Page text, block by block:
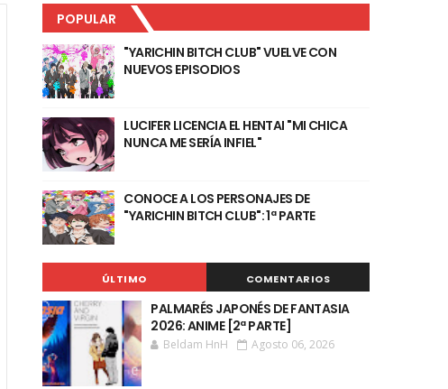
POPULAR
"YARICHIN BITCH CLUB" VUELVE CON
NUEVOS EPISODIOS
LUCIFER LICENCIA EL HENTAI "MI CHICA
NUNCA ME SERÍA INFIEL"
CONOCE A LOS PERSONAJES DE
"YARICHIN BITCH CLUB": 1ª PARTE
ÚLTIMO COMENTARIOS
PALMARÉS JAPONÉS DE FANTASIA
2026: ANIME [2ª PARTE]
Beldam HnH Agosto 06, 2026